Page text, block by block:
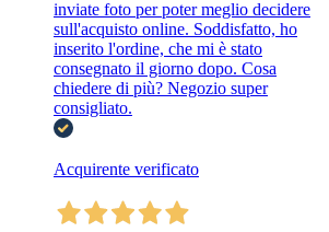
inviate foto per poter meglio decidere
sull'acquisto online. Soddisfatto, ho
inserito l'ordine, che mi è stato
consegnato il giorno dopo. Cosa
chiedere di più? Negozio super
consigliato.
Acquirente verificato